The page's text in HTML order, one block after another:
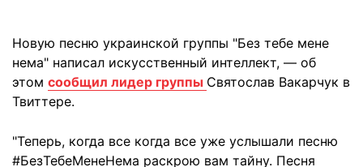
Новую песню украинской группы "Без тебе мене
нема" написал искусственный интеллект, — об
этом сообщил лидер группы Святослав Вакарчук в
Твиттере.
"Теперь, когда все когда все уже услышали песню
#БезТебеМенеНема раскрою вам тайну. Песня